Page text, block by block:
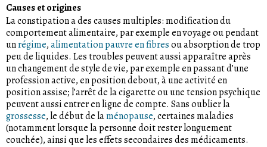
Causes et origines
La constipation a des causes multiples: modification du
comportement alimentaire, par exemple en voyage ou pendant
unrégime,alimentation pauvre en fibresou absorption de trop
peu de liquides. Les troubles peuvent aussi apparaître après
un changement de style de vie, par exemple en passant d’une
profession active, en position debout, à une activité en
position assise; l’arrêt de la cigarette ou une tension psychique
peuvent aussi entrer en ligne de compte. Sans oublier la
grossesse, le début de laménopause, certaines maladies
(notamment lorsque la personne doit rester longuement
couchée), ainsi que les effets secondaires des médicaments.